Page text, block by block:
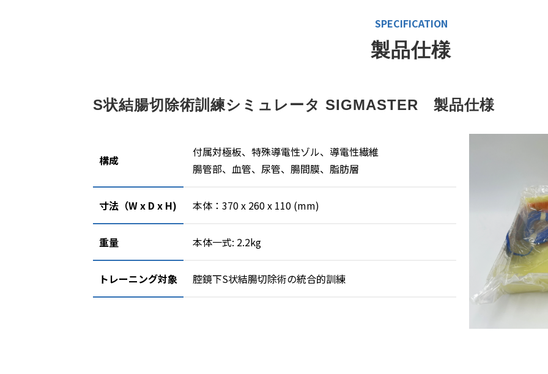
SPECIFICATION
製品仕様
S状結腸切除術訓練シミュレータ SIGMASTER　製品仕様
構成
付属対極板、特殊導電性ゾル、導電性繊維
腸管部、血管、尿管、腸間膜、脂肪層
寸法（W x D x H) 本体：370 x 260 x 110 (mm)
重量 本体一式: 2.2kg
トレーニング対象 腔鏡下S状結腸切除術の統合的訓練